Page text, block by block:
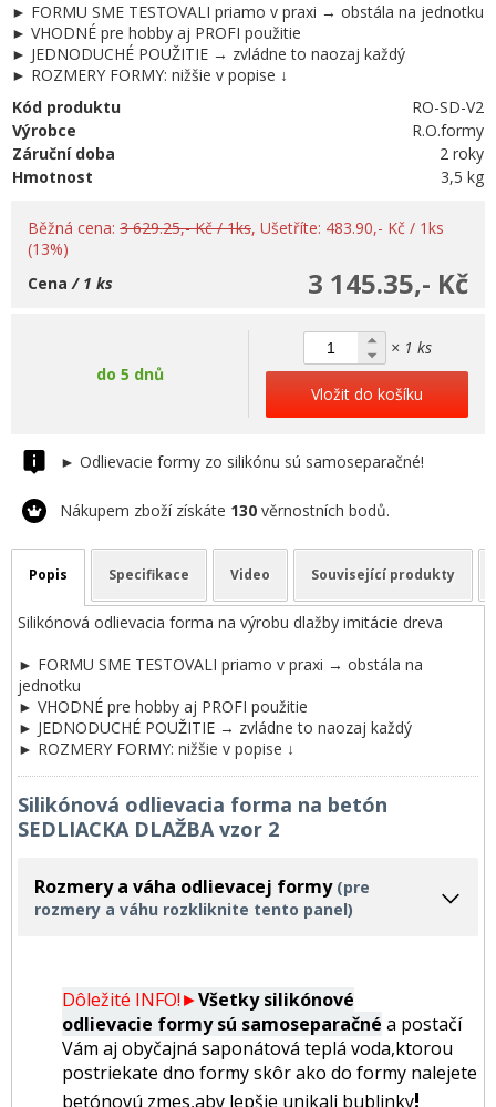
► FORMU SME TESTOVALI priamo v praxi → obstála na jednotku
► VHODNÉ pre hobby aj PROFI použitie
► JEDNODUCHÉ POUŽITIE → zvládne to naozaj každý
► ROZMERY FORMY: nižšie v popise ↓
Kód produktu
RO-SD-V2
Výrobce
R.O.formy
Záruční doba
2 roky
Hmotnost
3,5 kg
Běžná cena: 3 629.25,- Kč / 1ks, Ušetříte: 483.90,- Kč / 1ks
(13%)
3 145.35,- Kč
Cena / 1 ks
do 5 dnů
× 1 ks
Vložit do košíku
► Odlievacie formy zo silikónu sú samoseparačné!
Nákupem zboží získáte 130 věrnostních bodů.
Popis Specifikace Video Související produkty
Silikónová odlievacia forma na výrobu dlažby imitácie dreva
► FORMU SME TESTOVALI priamo v praxi → obstála na
jednotku
► VHODNÉ pre hobby aj PROFI použitie
► JEDNODUCHÉ POUŽITIE → zvládne to naozaj každý
► ROZMERY FORMY: nižšie v popise ↓
Silikónová odlievacia forma na betón
SEDLIACKA DLAŽBA vzor 2
Rozmery a váha odlievacej formy (pre
rozmery a váhu rozkliknite tento panel)
Dôležité INFO!►Všetky silikónové
odlievacie formy sú samoseparačné a postačí
Vám aj obyčajná saponátová teplá voda,ktorou
postriekate dno formy skôr ako do formy nalejete
betónovú zmes,aby lepšie unikali bublinky!